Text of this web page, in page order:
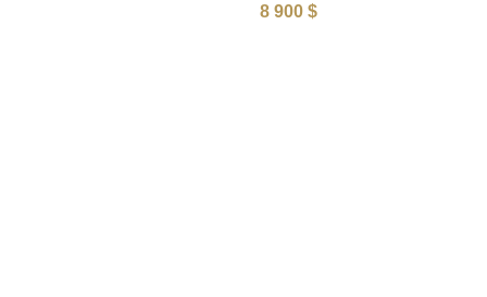
8 900 $